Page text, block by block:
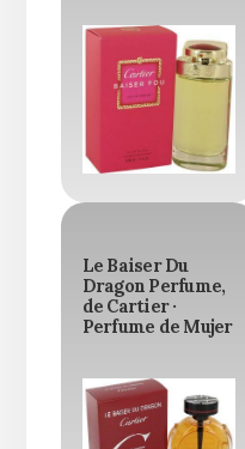
Le Baiser Du
Dragon Perfume,
de Cartier ·
Perfume de Mujer